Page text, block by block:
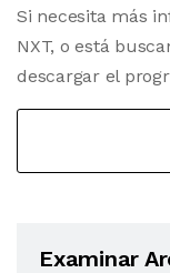
Si necesita más
NXT, o está
descargar el
Examinar